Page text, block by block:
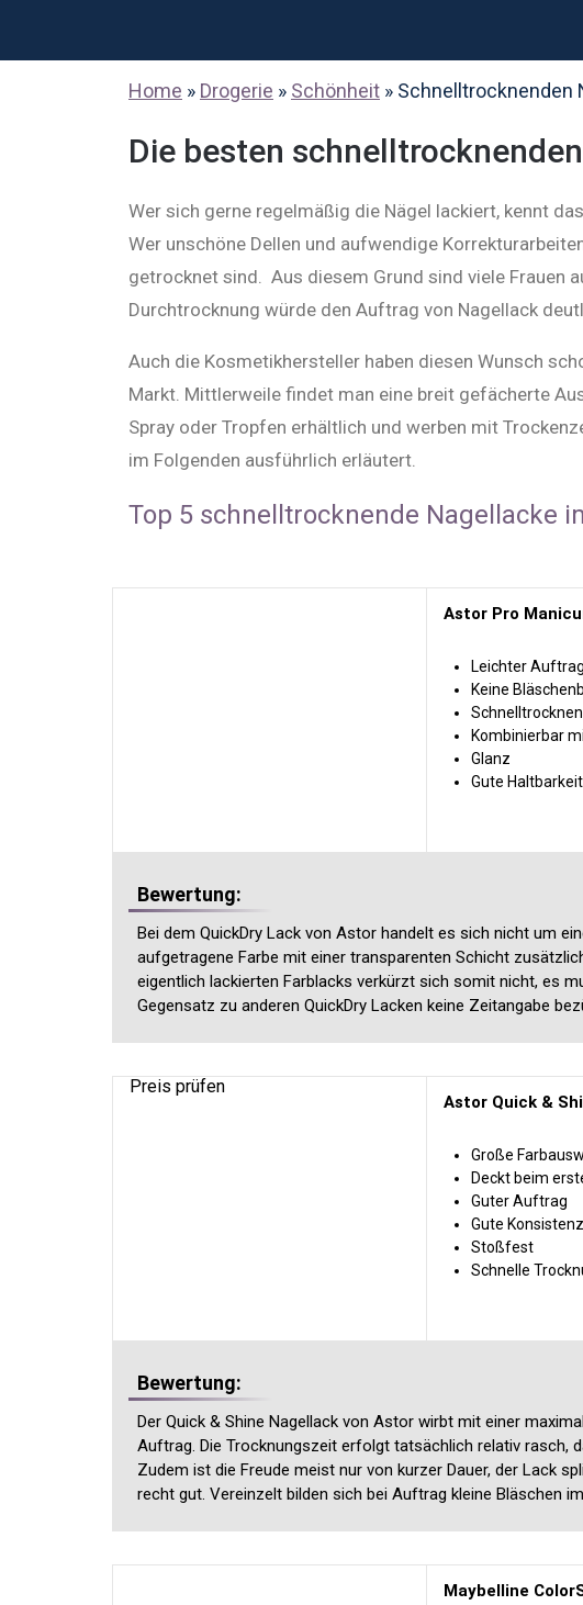
Home » Drogerie » Schönheit » Schnelltrocknenden
Die besten
Wer sich gerne regelmäßig die Nägel lackiert, kennt
Wer unschöne Dellen und aufwendige
getrocknet sind. Aus diesem Grund sind viele Frauen
Durchtrocknung würde den Auftrag von Nagellack
Auch die Kosmetikhersteller haben diesen Wunsch
Markt. Mittlerweile findet man eine breit gefächerte
Spray oder Tropfen erhältlich und werben mit
im Folgenden ausführlich erläutert.
Top 5 schnelltrocknende Nagellacke
Astor Pro
Leichter Auftrag
Keine
Kombinierbar
Glanz
Gute Haltbarkeit
Bewertung:
Bei dem QuickDry Lack von Astor handelt es sich nicht um
aufgetragene Farbe mit einer transparenten Schicht
eigentlich lackierten Farblacks verkürzt sich somit nicht, es
Gegensatz zu anderen QuickDry Lacken keine Zeitangabe
Preis prüfen
Astor Quick &
Große
Deckt beim
Guter Auftrag
Gute Konsistenz
Stoßfest
Schnelle
Bewertung:
Der Quick & Shine Nagellack von Astor wirbt mit einer
Auftrag. Die Trocknungszeit erfolgt tatsächlich relativ rasch,
Zudem ist die Freude meist nur von kurzer Dauer, der Lack
recht gut. Vereinzelt bilden sich bei Auftrag kleine Bläschen
Maybelline